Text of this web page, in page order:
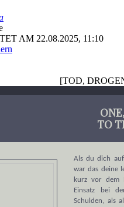
AM 22.08.2025, 11:10
[TOD,
TO
Als du dich
war das deine
kurz vor dem
Einsatz bei
Schulden, als